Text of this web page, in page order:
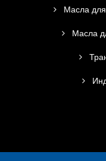
Масла для
Масла